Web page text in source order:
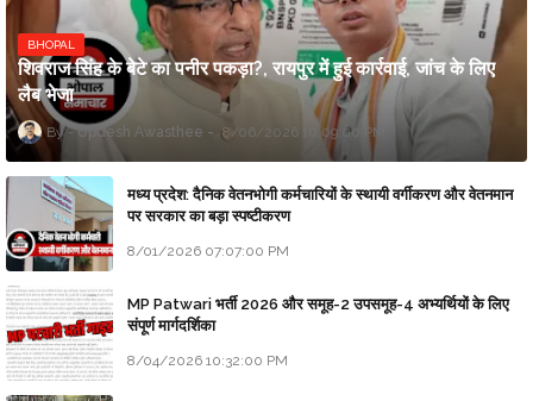
BHOPAL
शिवराज सिंह के बेटे का पनीर पकड़ा?, रायपुर में हुई कार्रवाई, जांच के लिए
लैब भेजा
Updesh Awasthee 8/06/2026 10:09:00 PM
मध्य प्रदेश: दैनिक वेतनभोगी कर्मचारियों के स्थायी वर्गीकरण और वेतनमान
पर सरकार का बड़ा स्पष्टीकरण
8/01/2026 07:07:00 PM
MP Patwari भर्ती 2026 और समूह-2 उपसमूह-4 अभ्यर्थियों के लिए
संपूर्ण मार्गदर्शिका
8/04/2026 10:32:00 PM